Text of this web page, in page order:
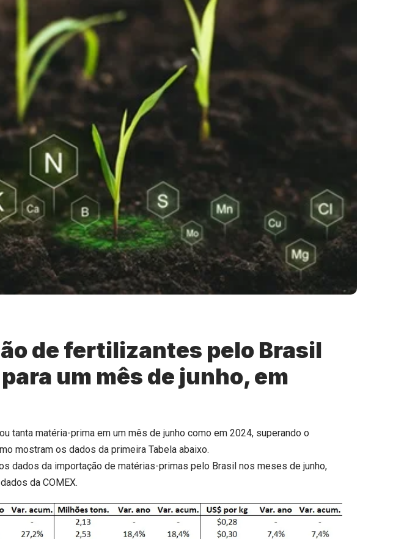
de fertilizantes pelo Brasil
um mês de junho, em
tanta matéria-prima em um mês de junho como em 2024, superando o
mostram os dados da primeira Tabela abaixo.
dados da importação de matérias-primas pelo Brasil nos meses de junho,
da COMEX.